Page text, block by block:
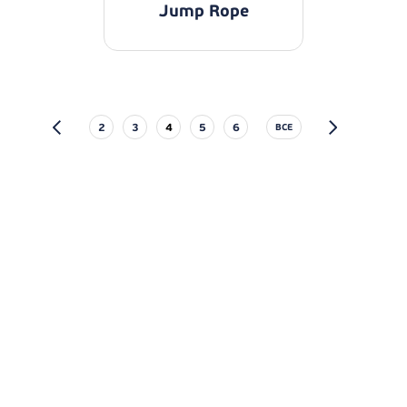
Jump Rope
2 3 4 5 6 ВСЕ